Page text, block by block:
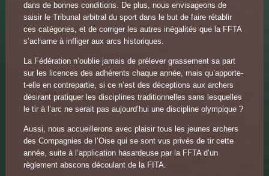
dans de bonnes conditions. De plus, nous envisageons de
saisir le Tribunal arbitral du sport dans le but de faire rétablir
ces catégories, et de corriger les autres inégalités que la FFTA
s’acharne à infliger aux arcs historiques.
La Fédération n’oublie jamais de prélever grassement sa part
sur les licences des adhérents chaque année, mais qu’apporte-
t-elle en contrepartie, si ce n’est des déceptions aux archers
désirant pratiquer les disciplines traditionnelles sans lesquelles
le tir à l’arc ne serait pas aujourd’hui une discipline olympique ?
Aussi, nous accueillerons avec plaisir tous les jeunes archers
des Compagnies de l’Oise qui se sont vus privés de tir cette
année, suite à l’application hasardeuse par la FFTA d’un
règlement abscons découlant de la FITA.